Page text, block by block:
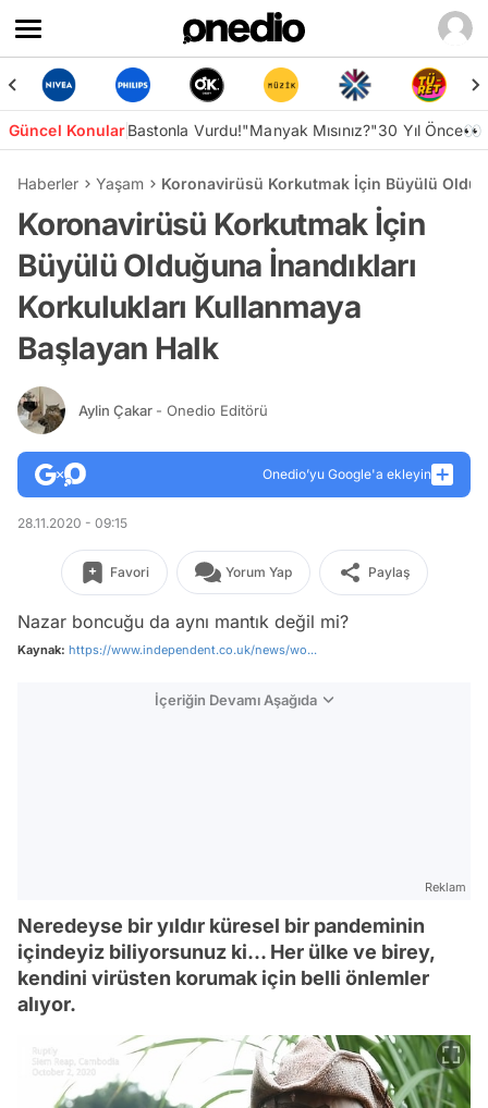
Güncel KonularBastonla Vurdu!"Manyak Mısınız?"30 Yıl Önce👀
Haberler Yaşam Koronavirüsü Korkutmak İçin Büyülü
Koronavirüsü Korkutmak İçin
Büyülü Olduğuna İnandıkları
Korkulukları Kullanmaya
Başlayan Halk
Aylin Çakar - Onedio Editörü
Onedio’yu Google'a ekleyin
28.11.2020 - 09:15
Favori Yorum Yap Paylaş
Nazar boncuğu da aynı mantık değil mi?
Kaynak: https://www.independent.co.uk/news/wo...
İçeriğin Devamı Aşağıda
Reklam
Neredeyse bir yıldır küresel bir pandeminin
içindeyiz biliyorsunuz ki... Her ülke ve birey,
kendini virüsten korumak için belli önlemler
alıyor.